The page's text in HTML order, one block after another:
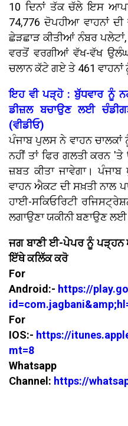
10 ਦਿਨਾਂ ਤੱਕ ਚੱਲੇ ਇਸ
74,776 ਦੋਪਹੀਆ ਵਾਹਨਾਂ ਦੀ
ਛੇੜਛਾੜ ਕੀਤੀਆਂ ਨੰਬਰ ਪਲੇਟਾਂ,
ਵਰਤੋਂ ਵਰਗੀਆਂ ਵੱਖ-ਵੱਖ
ਚਲਾਨ ਕੱਟੇ ਗਏ ਤੇ 461
ਇਹ ਵੀ ਪੜ੍ਹੋ : ਬੁੱਧਵਾਰ ਨੂੰ
ਡੀਜ਼ਲ ਬਚਾਉਣ ਲਈ
(ਵੀਡੀਓ)
ਪੰਜਾਬ ਪੁਲਸ ਨੇ ਵਾਹਨ ਚਾਲਕਾਂ
ਨਹੀਂ ਤਾਂ ਫਿਰ ਗਲਤੀ ਕਰਨ
ਜ਼ਬਤ ਕੀਤਾ ਜਾਵੇਗਾ।
ਵਾਹਨ ਐਕਟ ਦੀ ਸਖ਼ਤੀ ਨਾਲ
ਹਾਈ-ਸਕਿਓਰਿਟੀ
ਲਗਾਉਣਾ ਯਕੀਨੀ ਬਣਾਉਣ ਲਈ
ਜਗ ਬਾਣੀ ਈ-ਪੇਪਰ ਨੂੰ
ਇੱਥੇ ਕਲਿੱਕ ਕਰੋ
For
Android:- https://
For
IOS:- https://
mt=8
Whatsapp
Channel: https://